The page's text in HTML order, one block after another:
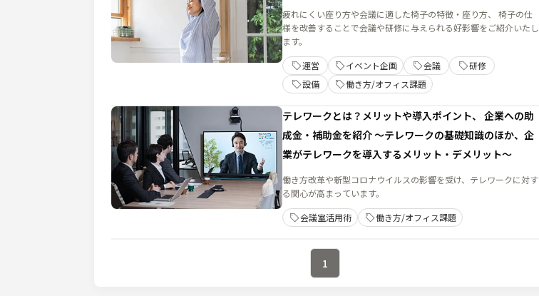
疲れにくい座り方や会議に適した椅子の特徴・座り方、 椅子の仕
様を改善することで会議や研修に与えられる好影響をご紹介いたし
ます。
運営
イベント企画 会議
研修
設備
働き方/オフィス課題
テレワークとは？メリットや導入ポイント、 企業への助
成金・補助金を紹介 ～テレワークの基礎知識のほか、企
業がテレワークを導入するメリット・デメリット～
働き方改革や新型コロナウイルスの影響を受け、テレワークに対す
る関心が高まっています。
会議室活用術
働き方/オフィス課題
1